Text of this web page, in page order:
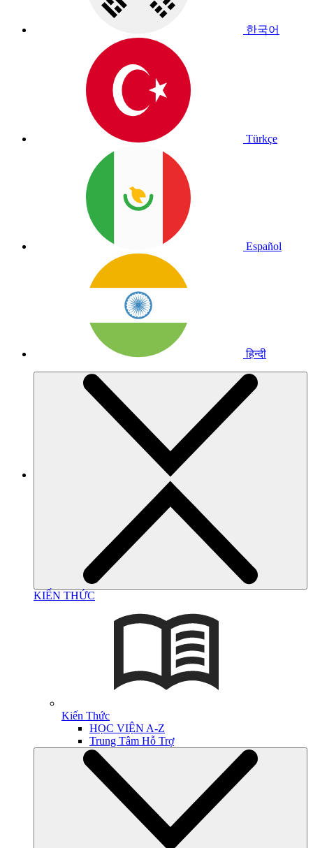
한국어
Türkçe
Español
हिन्दी
KIẾN THỨC
Kiến Thức
HỌC VIỆN A-Z
Trung Tâm Hỗ Trợ